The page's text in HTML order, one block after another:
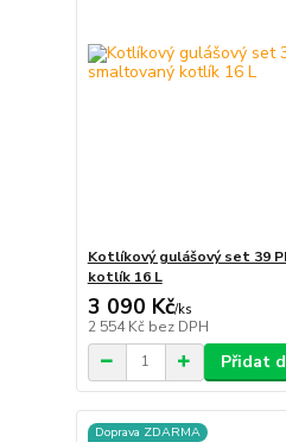
Kotlíkový gulášový set 39
kotlík 16 L
3 090 Kč/ks
2 554 Kč bez DPH
Přidat
Doprava ZDARMA